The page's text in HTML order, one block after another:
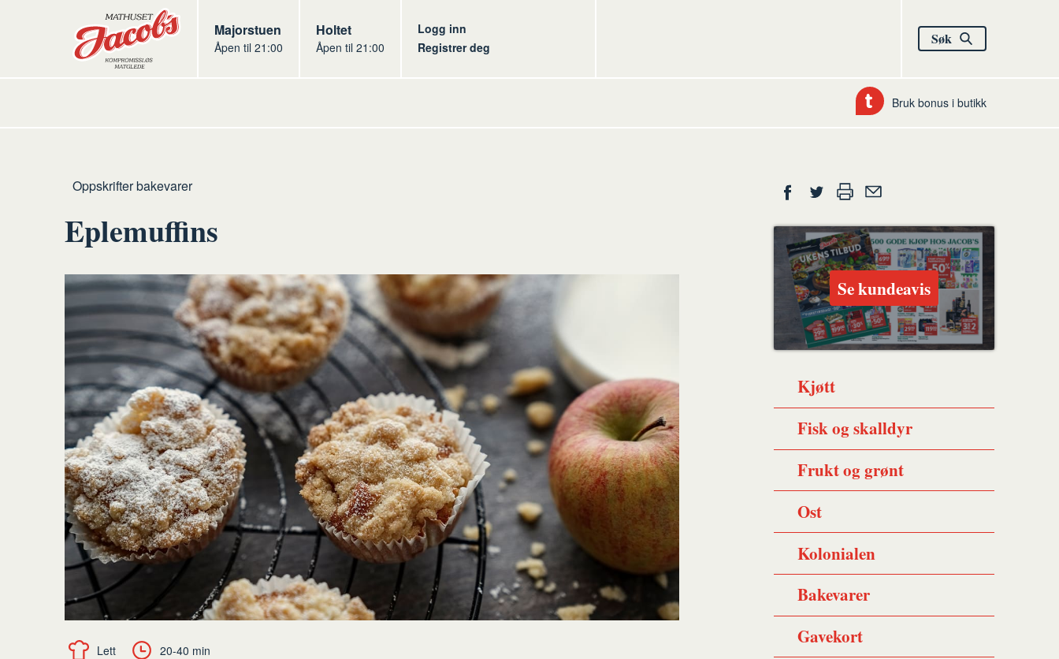
Butikker Jacobs
Majorstuen
Åpen til 21:00
Jacobs
Holtet
Åpen til 21:00
Logg inn
Registrer deg
Søk
Bruk bonus i butikk
Hjem
Bakevarer
Oppskrifter bakevarer
Eplemuffins
Lett 20-40 min
Del
på
Facebook
på
Twitter
ut en
venn
Se kundeavis
Kjøtt
Fisk og skalldyr
Frukt og grønt
Ost
Kolonialen
Bakevarer
Gavekort